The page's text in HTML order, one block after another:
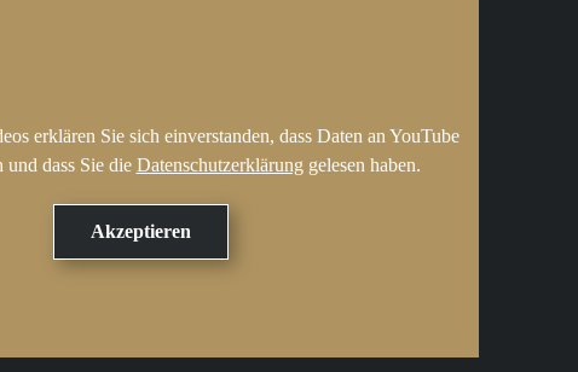
erklären Sie sich einverstanden, dass Daten an YouTube
dass Sie die Datenschutzerklärung gelesen haben.